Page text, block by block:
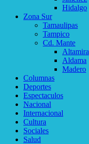
Hidalgo
Zona Sur
Tamaulipas
Tampico
Cd. Mante
Altamira
Aldama
Madero
Columnas
Deportes
Espectaculos
Nacional
Internacional
Cultura
Sociales
Salud